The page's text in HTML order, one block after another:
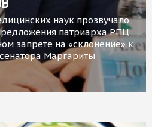
наук прозвучало
патриарха РПЦ
запрете на «склонение» к
Маргариты